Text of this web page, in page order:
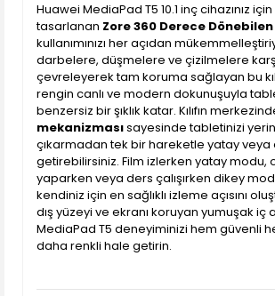
Huawei MediaPad T5 10.1 inç cihazınız
tasarlanan Zore 360 Derece Dönebilen
kullanımınızı her açıdan
darbelere, düşmelere ve çizilmelere
çevreleyerek tam koruma sağlayan bu
rengin canlı ve modern dokunuşuyla
benzersiz bir şıklık katar. Kılıfın
mekanizmasısayesinde tabletinizi
çıkarmadan tek bir hareketle yatay veya
getirebilirsiniz. Film izlerken yatay modu,
yaparken veya ders çalışırken dikey
kendiniz için en sağlıklı izleme açısını
dış yüzeyi ve ekranı koruyan yumuşak iç
MediaPad T5 deneyiminizi hem güvenli
daha renkli hale getirin.